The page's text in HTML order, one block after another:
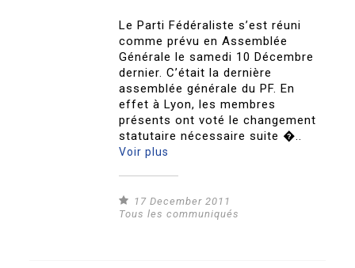
Le Parti Fédéraliste s’est réuni
comme prévu en Assemblée
Générale le samedi 10 Décembre
dernier. C’était la dernière
assemblée générale du PF. En
effet à Lyon, les membres
présents ont voté le changement
statutaire nécessaire suite �..
Voir plus
17 December 2011
Tous les communiqués